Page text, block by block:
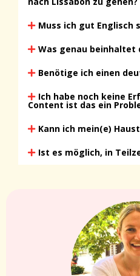
Muss ich gut Englisch
Was genau beinhaltet
Benötige ich einen
Ich habe noch keine
Content ist das ein
Kann ich mein(e)
Ist es möglich, in